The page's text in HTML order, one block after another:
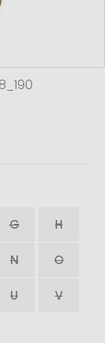
G H
N O
U V